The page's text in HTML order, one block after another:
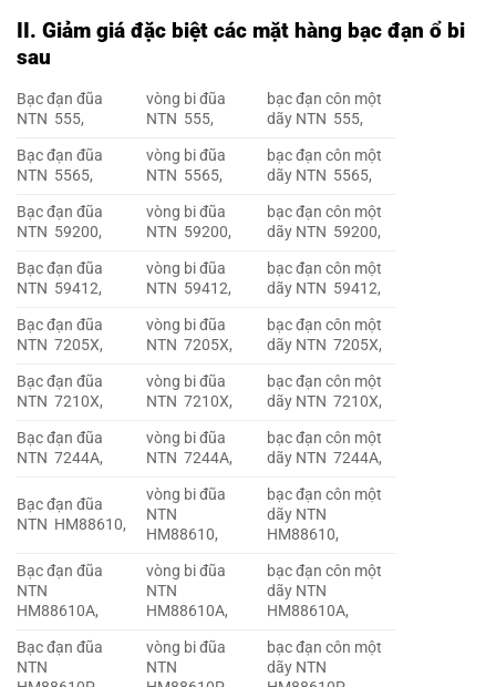
II. Giảm giá đặc biệt các mặt hàng bạc đạn ổ bi
sau
Bạc đạn đũa
NTN 555,
vòng bi đũa
NTN 555,
bạc đạn côn một
dãy NTN 555,
Bạc đạn đũa
NTN 5565,
vòng bi đũa
NTN 5565,
bạc đạn côn một
dãy NTN 5565,
Bạc đạn đũa
NTN 59200,
vòng bi đũa
NTN 59200,
bạc đạn côn một
dãy NTN 59200,
Bạc đạn đũa
NTN 59412,
vòng bi đũa
NTN 59412,
bạc đạn côn một
dãy NTN 59412,
Bạc đạn đũa
NTN 7205X,
vòng bi đũa
NTN 7205X,
bạc đạn côn một
dãy NTN 7205X,
Bạc đạn đũa
NTN 7210X,
vòng bi đũa
NTN 7210X,
bạc đạn côn một
dãy NTN 7210X,
Bạc đạn đũa
NTN 7244A,
vòng bi đũa
NTN 7244A,
bạc đạn côn một
dãy NTN 7244A,
Bạc đạn đũa
NTN HM88610,
vòng bi đũa
NTN
HM88610,
bạc đạn côn một
dãy NTN
HM88610,
Bạc đạn đũa
NTN
HM88610A,
vòng bi đũa
NTN
HM88610A,
bạc đạn côn một
dãy NTN
HM88610A,
Bạc đạn đũa
NTN
vòng bi đũa
NTN
bạc đạn côn một
dãy NTN